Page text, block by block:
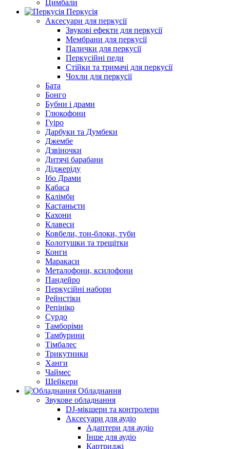
Цимбали
Перкусія
Аксесуари для перкусії
Звукові ефекти для перкусії
Мембрани для перкусії
Палички для перкусії
Перкусійні педи
Стійки та тримачі для перкусії
Чохли для перкусії
Бата
Бонго
Бубни і драми
Глюкофони
Гуіро
Дарбуки та Думбеки
Джембе
Дзвіночки
Дитячі барабани
Діджеріду
Ібо Драми
Кабаса
Калімби
Кастаньєти
Кахони
Клавеси
Ковбели, тон-блоки, туби
Колотушки та трещітки
Конги
Маракаси
Металофони, ксилофони
Пандейро
Перкусійні набори
Рейнстіки
Репініко
Сурдо
Тамборіми
Тамбурини
Тімбалес
Трикутники
Ханги
Чаймес
Шейкери
Обладнання
Звукове обладнання
DJ-мікшери та контролери
Аксесуари для аудіо
Адаптери для аудіо
Інше для аудіо
Картриджі